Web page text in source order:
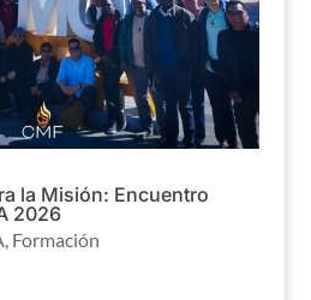
la Misión: Encuentro
2026
Formación